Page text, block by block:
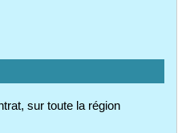
sur toute la région